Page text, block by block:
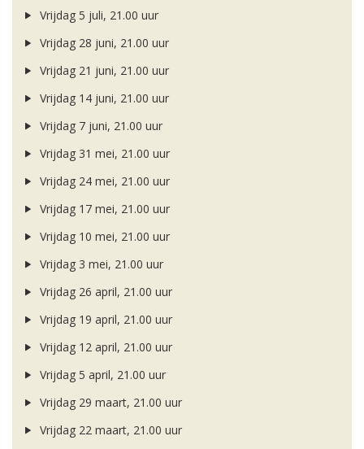
Vrijdag 5 juli, 21.00 uur
Vrijdag 28 juni, 21.00 uur
Vrijdag 21 juni, 21.00 uur
Vrijdag 14 juni, 21.00 uur
Vrijdag 7 juni, 21.00 uur
Vrijdag 31 mei, 21.00 uur
Vrijdag 24 mei, 21.00 uur
Vrijdag 17 mei, 21.00 uur
Vrijdag 10 mei, 21.00 uur
Vrijdag 3 mei, 21.00 uur
Vrijdag 26 april, 21.00 uur
Vrijdag 19 april, 21.00 uur
Vrijdag 12 april, 21.00 uur
Vrijdag 5 april, 21.00 uur
Vrijdag 29 maart, 21.00 uur
Vrijdag 22 maart, 21.00 uur